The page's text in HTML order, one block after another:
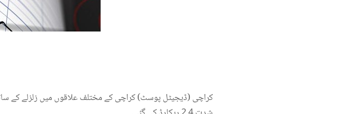
کراچی (ڈیجیٹل پوسٹ) کراچی کے مختلف علاقوں میں زلزلے کے